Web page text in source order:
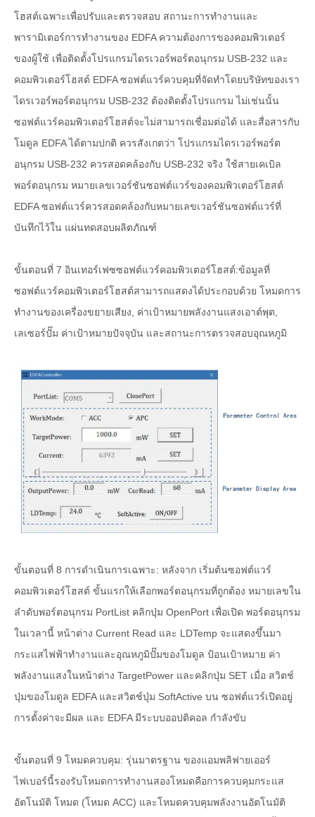
โฮสต์เฉพาะเพื่อปรับและตรวจสอบ สถานะการทำงานและ
พารามิเตอร์การทำงานของ EDFA ความต้องการของคอมพิวเตอร์
ของผู้ใช้ เพื่อติดตั้งโปรแกรมไดรเวอร์พอร์ตอนุกรม USB-232 และ
คอมพิวเตอร์โฮสต์ EDFA ซอฟต์แวร์ควบคุมที่จัดทำโดยบริษัทของเรา
ไดรเวอร์พอร์ตอนุกรม USB-232 ต้องติดตั้งโปรแกรม ไม่เช่นนั้น
ซอฟต์แวร์คอมพิวเตอร์โฮสต์จะไม่สามารถเชื่อมต่อได้ และสื่อสารกับ
โมดูล EDFA ได้ตามปกติ ควรสังเกตว่า โปรแกรมไดรเวอร์พอร์ต
อนุกรม USB-232 ควรสอดคล้องกับ USB-232 จริง ใช้สายเคเบิล
พอร์ตอนุกรม หมายเลขเวอร์ชันซอฟต์แวร์ของคอมพิวเตอร์โฮสต์
EDFA ซอฟต์แวร์ควรสอดคล้องกับหมายเลขเวอร์ชันซอฟต์แวร์ที่
บันทึกไว้ใน แผ่นทดสอบผลิตภัณฑ์
ขั้นตอนที่ 7 อินเทอร์เฟซซอฟต์แวร์คอมพิวเตอร์โฮสต์:ข้อมูลที่
ซอฟต์แวร์คอมพิวเตอร์โฮสต์สามารถแสดงได้ประกอบด้วย โหมดการ
ทำงานของเครื่องขยายเสียง, ค่าเป้าหมายพลังงานแสงเอาต์พุต,
เลเซอร์ปั๊ม ค่าเป้าหมายปัจจุบัน และสถานะการตรวจสอบอุณหภูมิ
ขั้นตอนที่ 8 การดำเนินการเฉพาะ: หลังจาก เริ่มต้นซอฟต์แวร์
คอมพิวเตอร์โฮสต์ ขั้นแรกให้เลือกพอร์ตอนุกรมที่ถูกต้อง หมายเลขใน
ลำดับพอร์ตอนุกรม PortList คลิกปุ่ม OpenPort เพื่อเปิด พอร์ตอนุกรม
ในเวลานี้ หน้าต่าง Current Read และ LDTemp จะแสดงขึ้นมา
กระแสไฟฟ้าทำงานและอุณหภูมิปั๊มของโมดูล ป้อนเป้าหมาย ค่า
พลังงานแสงในหน้าต่าง TargetPower และคลิกปุ่ม SET เมื่อ สวิตช์
ปุ่มของโมดูล EDFA และสวิตช์ปุ่ม SoftActive บน ซอฟต์แวร์เปิดอยู่
การตั้งค่าจะมีผล และ EDFA มีระบบออปติคอล กำลังขับ
ขั้นตอนที่ 9 โหมดควบคุม: รุ่นมาตรฐาน ของแอมพลิฟายเออร์
ไฟเบอร์นี้รองรับโหมดการทำงานสองโหมดคือการควบคุมกระแส
อัตโนมัติ โหมด (โหมด ACC) และโหมดควบคุมพลังงานอัตโนมัติ